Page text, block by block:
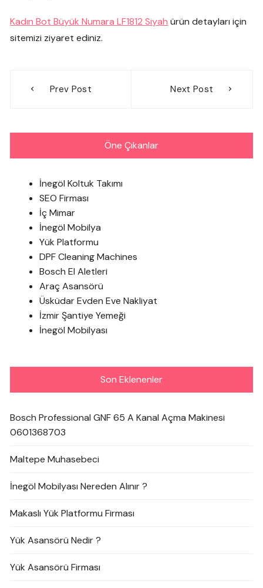
Kadın Bot Büyük Numara LF1812 Siyah ürün detayları için
sitemizi ziyaret ediniz.
gezinmesi
Prev Post Next Post
Öne Çıkanlar
İnegöl Koltuk Takımı
SEO Firması
İç Mimar
İnegöl Mobilya
Yük Platformu
DPF Cleaning Machines
Bosch El Aletleri
Araç Asansörü
Üsküdar Evden Eve Nakliyat
İzmir Şantiye Yemeği
İnegöl Mobilyası
Son Eklenenler
Bosch Professional GNF 65 A Kanal Açma Makinesi
0601368703
Maltepe Muhasebeci
İnegöl Mobilyası Nereden Alınır ?
Makaslı Yük Platformu Firması
Yük Asansörü Nedir ?
Yük Asansörü Firması